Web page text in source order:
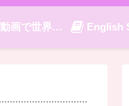
動画で世界旅行 English